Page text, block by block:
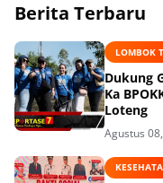
Berita Terbaru
LOMBOK
Dukung
Ka
Loteng
Agustus